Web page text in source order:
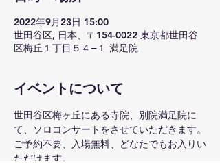
2022年9月23日 15:00
世田谷区, 日本、〒154-0022 東京都世田谷
区梅丘１丁目５４−１ 満足院
イベントについて
世田谷区梅ヶ丘にある寺院、別院満足院に
て、ソロコンサートをさせていただきます。
ご予約不要、入場無料、どなたでもお入りい
ただけます。